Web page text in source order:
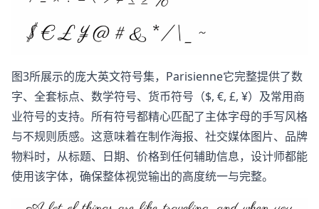
图3所展示的庞大英文符号集，Parisienne它完整提供了数
字、全套标点、数学符号、货币符号（$, €, £, ¥）及常用商
业符号的支持。所有符号都精心匹配了主体字母的手写风格
与不规则质感。这意味着在制作海报、社交媒体图片、品牌
物料时，从标题、日期、价格到任何辅助信息，设计师都能
使用该字体，确保整体视觉输出的高度统一与完整。